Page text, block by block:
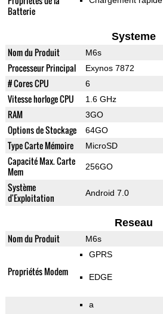
Batterie
Systeme
Nom du Produit M6s
Processeur Principal Exynos 7872
# Cores CPU 6
Vitesse horloge CPU 1.6 GHz
RAM 3GO
Options de Stockage 64GO
Type Carte Mémoire MicroSD
Capacité Max. Carte
Mem
256GO
Système
d'Exploitation
Android 7.0
Reseau
Nom du Produit M6s
Propriétés Modem
GPRS
EDGE
a